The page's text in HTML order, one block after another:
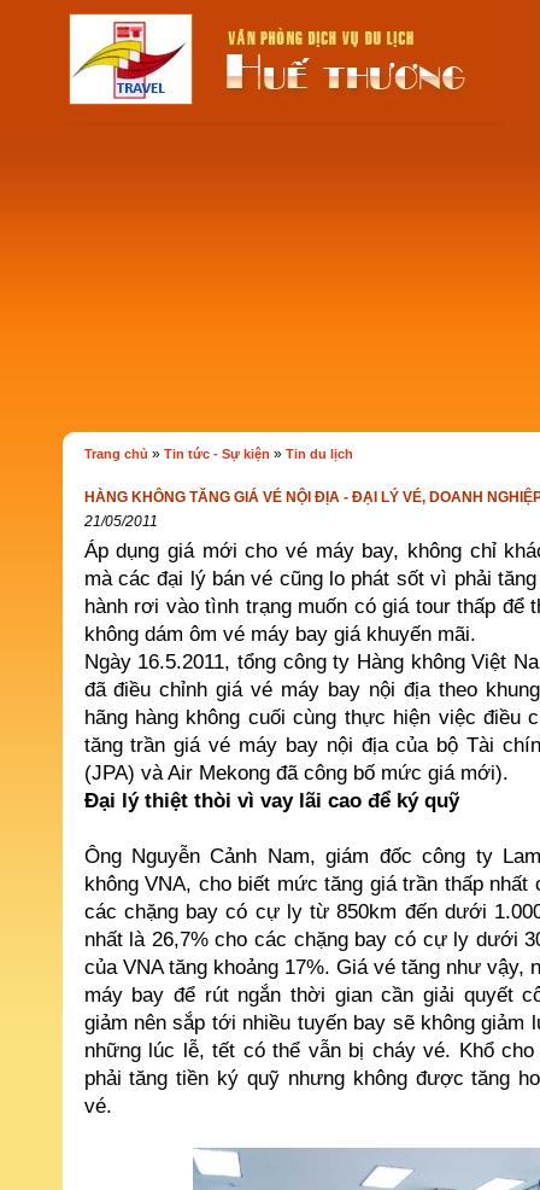
Trang chủ » Tin tức - Sự kiện » Tin du lịch
HÀNG KHÔNG TĂNG GIÁ VÉ NỘI ĐỊA - ĐẠI LÝ VÉ, DOANH
21/05/2011
Áp dụng giá mới cho vé máy bay, không chỉ
mà các đại lý bán vé cũng lo phát sốt vì phải
hành rơi vào tình trạng muốn có giá tour thấp để
không dám ôm vé máy bay giá khuyến mãi.
Ngày 16.5.2011, tổng công ty Hàng không Việt
đã điều chỉnh giá vé máy bay nội địa theo
hãng hàng không cuối cùng thực hiện việc điều
tăng trần giá vé máy bay nội địa của bộ Tài
(JPA) và Air Mekong đã công bố mức giá mới).
Đại lý thiệt thòi vì vay lãi cao để ký quỹ
Ông Nguyễn Cảnh Nam, giám đốc công ty
không VNA, cho biết mức tăng giá trần thấp nhất
các chặng bay có cự ly từ 850km đến dưới
nhất là 26,7% cho các chặng bay có cự ly dưới
của VNA tăng khoảng 17%. Giá vé tăng như vậy,
máy bay để rút ngắn thời gian cần giải quyết
giảm nên sắp tới nhiều tuyến bay sẽ không giảm
những lúc lễ, tết có thể vẫn bị cháy vé. Khổ
phải tăng tiền ký quỹ nhưng không được tăng
vé.